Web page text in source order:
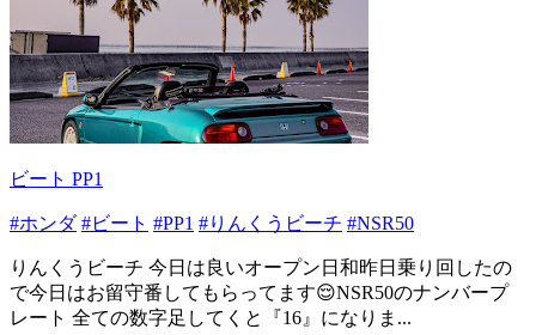
ビート PP1
#ホンダ #ビート #PP1 #りんくうビーチ #NSR50
りんくうビーチ 今日は良いオープン日和昨日乗り回したの
で今日はお留守番してもらってます😌NSR50のナンバープ
レート 全ての数字足してくと『16』になりま...